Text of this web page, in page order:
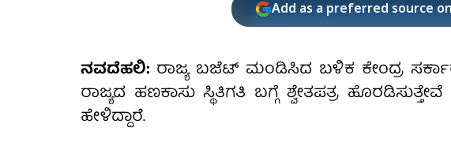
Add as a preferred source
ನವದೆಹಲಿ: ರಾಜ್ಯ ಬಜೆಟ್ ಮಂಡಿಸಿದ ಬಳಿಕ ಕೇಂದ್ರ
ರಾಜ್ಯದ ಹಣಕಾಸು ಸ್ಥಿತಿಗತಿ ಬಗ್ಗೆ ಶ್ವೇತಪತ್ರ
ಹೇಳಿದ್ದಾರೆ.